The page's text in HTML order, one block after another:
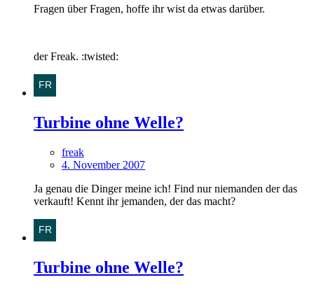
Fragen über Fragen, hoffe ihr wist da etwas darüber.
der Freak. :twisted:
Turbine ohne Welle?
freak
4. November 2007
Ja genau die Dinger meine ich! Find nur niemanden der das
verkauft! Kennt ihr jemanden, der das macht?
Turbine ohne Welle?